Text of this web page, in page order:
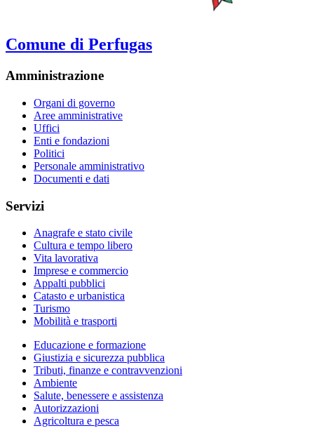
Comune di Perfugas
Amministrazione
Organi di governo
Aree amministrative
Uffici
Enti e fondazioni
Politici
Personale amministrativo
Documenti e dati
Servizi
Anagrafe e stato civile
Cultura e tempo libero
Vita lavorativa
Imprese e commercio
Appalti pubblici
Catasto e urbanistica
Turismo
Mobilità e trasporti
Educazione e formazione
Giustizia e sicurezza pubblica
Tributi, finanze e contravvenzioni
Ambiente
Salute, benessere e assistenza
Autorizzazioni
Agricoltura e pesca